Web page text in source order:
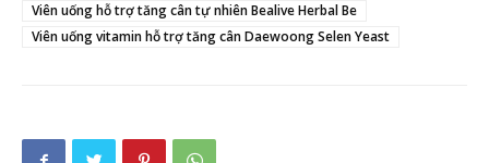
Viên uống hỗ trợ tăng cân tự nhiên Bealive Herbal Be
Viên uống vitamin hỗ trợ tăng cân Daewoong Selen Yeast